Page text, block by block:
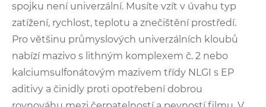
spojku není univerzální. Musíte vzít v úvahu typ
zatížení, rychlost, teplotu a znečištění prostředí.
Pro většinu průmyslových univerzálních kloubů
nabízí mazivo s lithným komplexem č. 2 nebo
kalciumsulfonátovým mazivem třídy NLGI s EP
aditivy a činidly proti opotřebení dobrou